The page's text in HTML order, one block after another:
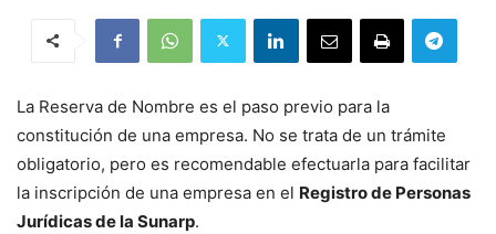
La Reserva de Nombre es el paso previo para la
constitución de una empresa. No se trata de un trámite
obligatorio, pero es recomendable efectuarla para facilitar
la inscripción de una empresa en el Registro de Personas
Jurídicas de la Sunarp.